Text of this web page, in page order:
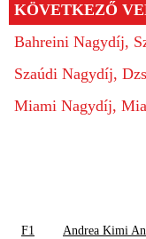
KÖVETKEZŐ
Bahreini Nagydíj,
Szaúdi Nagydíj,
Miami Nagydíj,
F1 Andrea Kimi